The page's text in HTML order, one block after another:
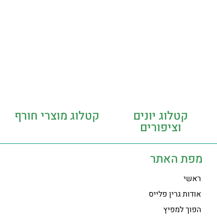
קטלוג יונים
וציפורים
קטלוג מוצרי חורף
מפת האתר
ראשי
אודות גרין פלייס
הפוך למפיץ